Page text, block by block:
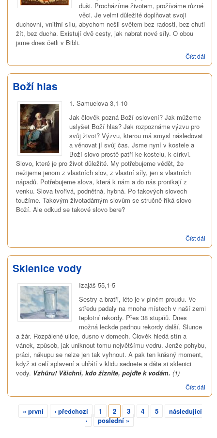
duši. Procházíme životem, prožíváme různé
věci. Je velmi důležité doplňovat svoji
duchovní, vnitřní sílu, abychom nešli světem bez radosti, bez chuti
žít, bez ducha. Existují dvě cesty, jak nabrat nové síly. O obou
jsme dnes četli v Bibli.
Číst dál
víry
Boží hlas
1. Samuelova 3,1-10
Jak člověk pozná Boží oslovení? Jak můžeme
uslyšet Boží hlas? Jak rozpoznáme výzvu pro
svůj život? Výzvu, kterou má smysl následovat
a věnovat jí svůj čas. Jsme nyní v kostele a
Boží slovo prostě patří ke kostelu, k církvi.
Slovo, které je pro život důležité. My potřebujeme vědět, že
nežijeme jenom z vlastních slov, z vlastní síly, jen s vlastních
nápadů. Potřebujeme slova, která k nám a do nás pronikají z
venku. Slova tvořivá, podnětná, hybná. Po takových slovech
toužíme. Takovým životadárným slovům se stručně říká slovo
Boží. Ale odkud se takové slovo bere?
Číst dál
hlas
Sklenice vody
Izajáš 55,1-5
Sestry a bratři, léto je v plném proudu. Ve
středu padaly na mnoha místech v naší zemi
teplotní rekordy. Přes 38 stupňů. Dnes
možná leckde padnou rekordy další. Slunce
a žár. Rozpálené ulice, dusno v domech. Člověk hledá stín a
vánek, způsob, jak uniknout tomu největšímu vedru. Jenže pohybu,
práci, nákupu se nelze jen tak vyhnout. A pak ten krásný moment,
když si celí splavení a uhřátí v klidu sednete a dáte si sklenici
vody. Vzhůru! Všichni, kdo žízníte, pojďte k vodám. (1)
Číst dál
Stránky
« první ‹ předchozí 1 2 3 4 5
následující
›
poslední »